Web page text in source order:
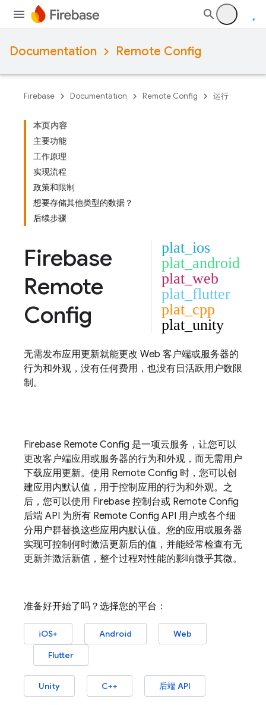
Documentation Remote Config
Firebase Documentation Remote Config 运行
本页内容
主要功能
工作原理
实现流程
政策和限制
想要存储其他类型的数据？
后续步骤
Firebase
Remote
Config
plat_ios
plat_android
plat_web
plat_flutter
plat_cpp
plat_unity
无需发布应用更新就能更改 Web 客户端或服务器的
行为和外观，没有任何费用，也没有日活跃用户数限
制。
Firebase Remote Config 是一项云服务，让您可以
更改客户端应用或服务器的行为和外观，而无需用户
下载应用更新。使用 Remote Config 时，您可以创
建应用内默认值，用于控制应用的行为和外观。之
后，您可以使用 Firebase 控制台或 Remote Config
后端 API 为所有 Remote Config API 用户或各个细
分用户群替换这些应用内默认值。您的应用或服务器
实现可控制何时激活更新后的值，并能经常检查有无
更新并激活新值，整个过程对性能的影响微乎其微。
准备好开始了吗？选择您的平台：
iOS+ Android
Web
Flutter
Unity C++ 后端 API